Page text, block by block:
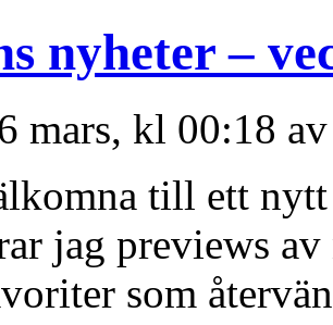
nyheter –
mars, kl 00:18
till ett
jag previews
som